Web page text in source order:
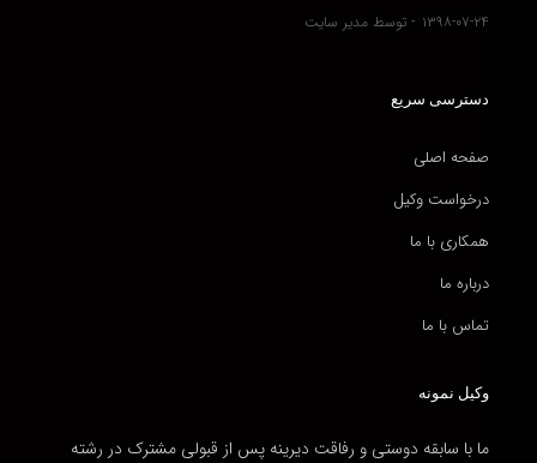
۱۳۹۸-۰۷-۲۴ توسط مدیر سایت
دسترسی سریع
صفحه اصلی
درخواست وکیل
همکاری با ما
درباره ما
تماس با ما
وکیل نمونه
ما با سابقه دوستی و رفاقت دیرینه پس از قبولی مشترک در رشته